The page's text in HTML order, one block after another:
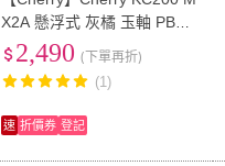
X2A 懸浮式 灰橘 玉軸 PBT
中刻(Cherry KC200 二代軸
懸浮式鍵盤 PBT中刻)
2,490 (下單再折)
(1)
速 折價券 登記